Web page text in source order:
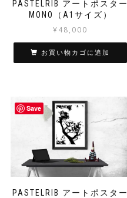
PASTELRIB アートポスター
MONO（A1サイズ）
¥48,000
お買い物カゴに追加
Save
PASTELRIB アートポスター